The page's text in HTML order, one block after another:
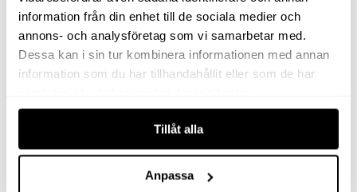
information från din enhet till de sociala medier och
annons- och analysföretag som vi samarbetar med.
Dessa kan i sin tur kombinera informationen med annan
information som du har tillhandahållit eller som de har
Tillåt alla
Anpassa
Golv- & Kombinationsmunstycke
Munstycke
Motor
Reservdelar dammsugare
Rör & handtag
Uppsamlingspåsar
Alla produkter